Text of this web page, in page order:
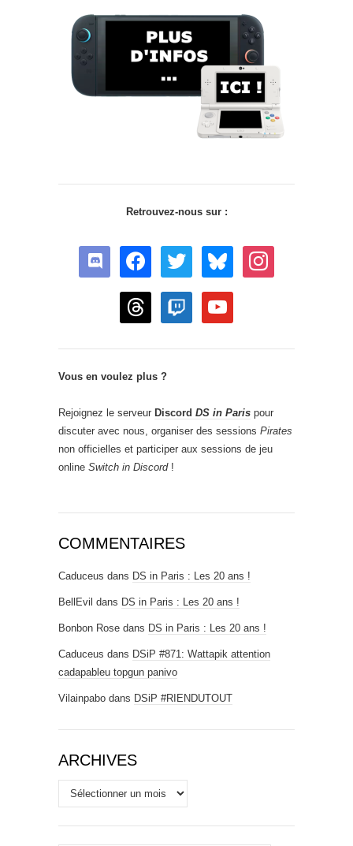
Retrouvez-nous sur :
discord facebook twitter bluesky instagram
threads twitch youtube
Vous en voulez plus ?
Rejoignez le serveur Discord DS in Paris pour
discuter avec nous, organiser des sessions Pirates
non officielles et participer aux sessions de jeu
online Switch in Discord!
COMMENTAIRES
Caduceus dans DS in Paris : Les 20 ans !
BellEvil dans DS in Paris : Les 20 ans !
Bonbon Rose dans DS in Paris : Les 20 ans !
Caduceus dans DSiP #871: Wattapik attention
cadapableu topgun panivo
Vilainpabo dans DSiP #RIENDUTOUT
ARCHIVES
Archives